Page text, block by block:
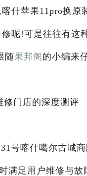
什苹果11pro换原
呢!可是往往有这
随果邦阁 的小编来
修门店的深度测评
号喀什噶尔古城
满足用户维修与故